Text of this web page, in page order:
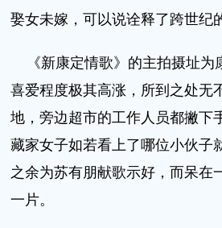
娶女未嫁，可以说诠释了跨世纪
《新康定情歌》的主拍摄址为
喜爱程度极其高涨，所到之处无
地，旁边超市的工作人员都撇下
藏家女子如若看上了哪位小伙子
之余为苏有朋献歌示好，而呆在
一片。